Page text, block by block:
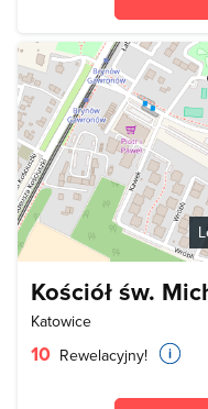
Kościół św.
Katowice
10 Rewelacyjny!